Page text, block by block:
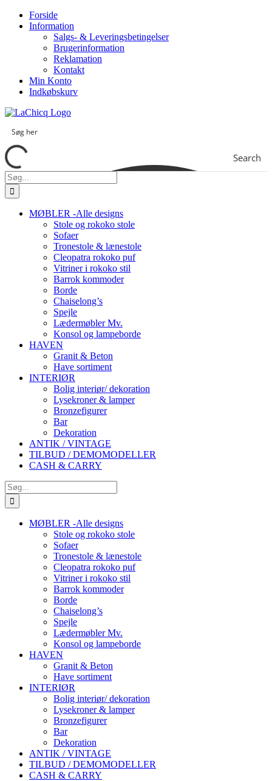
Skip
Forside
Information
Salgs- & Leveringsbetingelser
Brugerinformation
Reklamation
Kontakt
Min Konto
Indkøbskurv
Search
Søg
efter:
MØBLER -Alle designs
Stole og rokoko stole
Sofaer
Tronestole & lænestole
Cleopatra rokoko puf
Vitriner i rokoko stil
Barrok kommoder
Borde
Chaiselong’s
Spejle
Lædermøbler Mv.
Konsol og lampeborde
HAVEN
Granit & Beton
Have sortiment
INTERIØR
Bolig interiør/ dekoration
Lysekroner & lamper
Bronzefigurer
Bar
Dekoration
ANTIK / VINTAGE
TILBUD / DEMOMODELLER
CASH & CARRY
Søg
efter:
MØBLER -Alle designs
Stole og rokoko stole
Sofaer
Tronestole & lænestole
Cleopatra rokoko puf
Vitriner i rokoko stil
Barrok kommoder
Borde
Chaiselong’s
Spejle
Lædermøbler Mv.
Konsol og lampeborde
HAVEN
Granit & Beton
Have sortiment
INTERIØR
Bolig interiør/ dekoration
Lysekroner & lamper
Bronzefigurer
Bar
Dekoration
ANTIK / VINTAGE
TILBUD / DEMOMODELLER
CASH & CARRY